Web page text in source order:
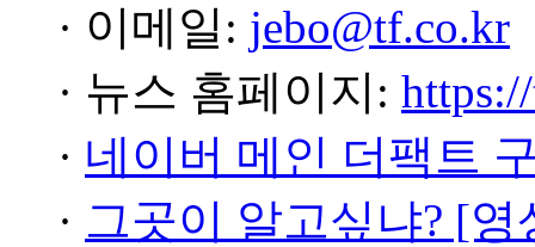
· 이메일: jebo@tf.co.kr
· 뉴스 홈페이지:
· 네이버 메인 더팩트
· 그곳이 알고싶냐? [